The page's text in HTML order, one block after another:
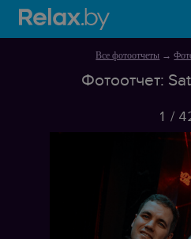
Все фотоотчеты →
Фотоотчет:
1 /